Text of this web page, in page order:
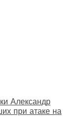
Александр
при атаке на